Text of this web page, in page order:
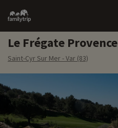
Family
trip
Le Frégate Provence
Saint-Cyr Sur Mer - Var (83)